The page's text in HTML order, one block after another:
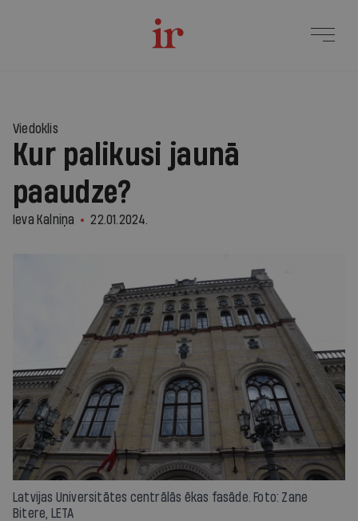
Viedoklis
Kur palikusi jaunā
paaudze?
Ieva Kalniņa 22.01.2024.
Latvijas Universitātes centrālās ēkas fasāde. Foto: Zane
Bitere, LETA